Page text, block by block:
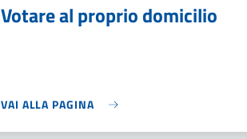
Votare al proprio domicilio
VAI ALLA PAGINA